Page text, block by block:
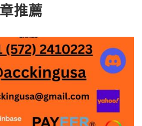
推薦